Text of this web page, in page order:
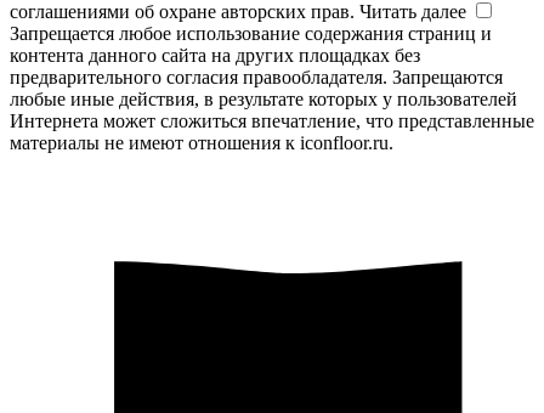
соглашениями об охране авторских прав. Читать далее
Запрещается любое использование содержания страниц и
контента данного сайта на других площадках без
предварительного согласия правообладателя. Запрещаются
любые иные действия, в результате которых у пользователей
Интернета может сложиться впечатление, что представленные
материалы не имеют отношения к iconfloor.ru.